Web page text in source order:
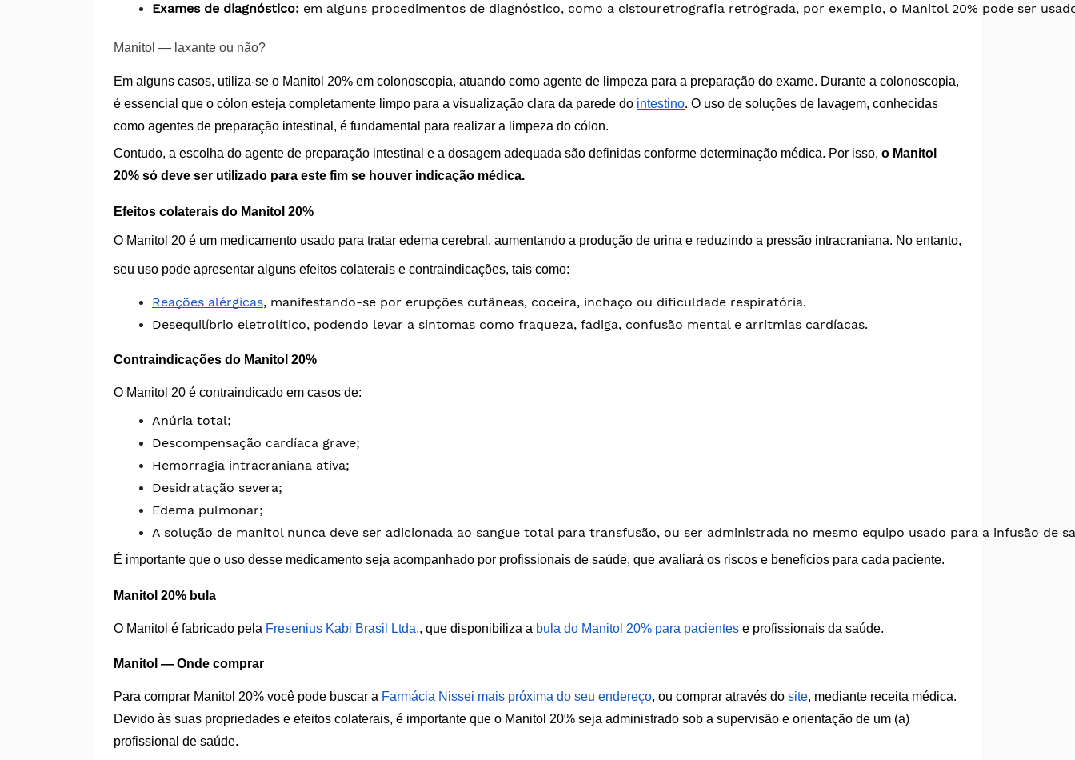
Exames de diagnóstico: em alguns procedimentos de diagnóstico, como a cistouretrografia retrógrada, por exemplo, o Manitol 20% pode ser
Manitol — laxante ou não?
Em alguns casos, utiliza-se o Manitol 20% em colonoscopia, atuando como agente de limpeza para a preparação do exame. Durante a colonoscopia,
é essencial que o cólon esteja completamente limpo para a visualização clara da parede do intestino. O uso de soluções de lavagem, conhecidas
como agentes de preparação intestinal, é fundamental para realizar a limpeza do cólon.
Contudo, a escolha do agente de preparação intestinal e a dosagem adequada são definidas conforme determinação médica. Por isso, o Manitol
20% só deve ser utilizado para este fim se houver indicação médica.
Efeitos colaterais do Manitol 20%
O Manitol 20 é um medicamento usado para tratar edema cerebral, aumentando a produção de urina e reduzindo a pressão intracraniana. No entanto,
seu uso pode apresentar alguns efeitos colaterais e contraindicações, tais como:
Reações alérgicas, manifestando-se por erupções cutâneas, coceira, inchaço ou dificuldade respiratória.
Desequilíbrio eletrolítico, podendo levar a sintomas como fraqueza, fadiga, confusão mental e arritmias cardíacas.
Contraindicações do Manitol 20%
O Manitol 20 é contraindicado em casos de:
Anúria total;
Descompensação cardíaca grave;
Hemorragia intracraniana ativa;
Desidratação severa;
Edema pulmonar;
A solução de manitol nunca deve ser adicionada ao sangue total para transfusão, ou ser administrada no mesmo equipo usado para a infusão de
É importante que o uso desse medicamento seja acompanhado por profissionais de saúde, que avaliará os riscos e benefícios para cada paciente.
Manitol 20% bula
O Manitol é fabricado pela Fresenius Kabi Brasil Ltda., que disponibiliza a bula do Manitol 20% para pacientes e profissionais da saúde.
Manitol — Onde comprar
Para comprar Manitol 20% você pode buscar a Farmácia Nissei mais próxima do seu endereço, ou comprar através do site, mediante receita médica.
Devido às suas propriedades e efeitos colaterais, é importante que o Manitol 20% seja administrado sob a supervisão e orientação de um (a)
profissional de saúde.